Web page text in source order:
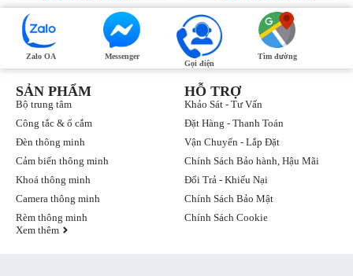
SwitchBot Bot phù hợp với nhiều loại công tắc khác nhau
SwitchBot Bot sử dụng pin CR2 chất lượng cao
1 pin CR2 sẽ được lắp sẵn bên trong SwitchBot Bot khi bạn mua
về. Với công nghệ Lithium, Pin CR2 của điều khiển thông minh
SwitchBot Bot có tuổi thọ lên đến 2 năm.
Zalo OA
Messenger
Gọi điện
Tìm đường
HỖ TRỢ
Khảo Sát - Tư Vấn
Đặt Hàng - Thanh Toán
Vận Chuyển - Lắp Đặt
Chính Sách Bảo hành, Hậu Mãi
Đổi Trả - Khiếu Nại
Chính Sách Bảo Mật
Chính Sách Cookie
SẢN PHẨM
Bộ trung tâm
Công tắc & ổ cắm
Đèn thông minh
Cảm biến thông minh
Khoá thông minh
Camera thông minh
Rèm thông minh
Xem thêm